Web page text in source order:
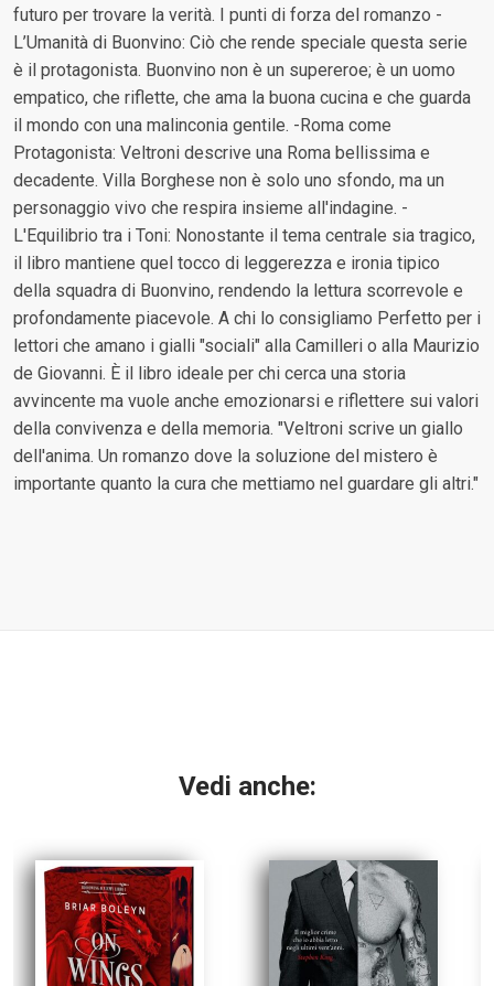
futuro per trovare la verità. I punti di forza del romanzo -
L’Umanità di Buonvino: Ciò che rende speciale questa serie
è il protagonista. Buonvino non è un supereroe; è un uomo
empatico, che riflette, che ama la buona cucina e che guarda
il mondo con una malinconia gentile. -Roma come
Protagonista: Veltroni descrive una Roma bellissima e
decadente. Villa Borghese non è solo uno sfondo, ma un
personaggio vivo che respira insieme all'indagine. -
L'Equilibrio tra i Toni: Nonostante il tema centrale sia tragico,
il libro mantiene quel tocco di leggerezza e ironia tipico
della squadra di Buonvino, rendendo la lettura scorrevole e
profondamente piacevole. A chi lo consigliamo Perfetto per i
lettori che amano i gialli "sociali" alla Camilleri o alla Maurizio
de Giovanni. È il libro ideale per chi cerca una storia
avvincente ma vuole anche emozionarsi e riflettere sui valori
della convivenza e della memoria. "Veltroni scrive un giallo
dell'anima. Un romanzo dove la soluzione del mistero è
importante quanto la cura che mettiamo nel guardare gli altri."
Vedi anche: